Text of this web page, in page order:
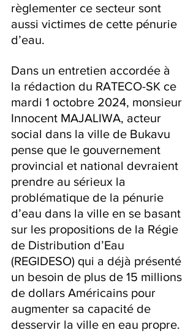
règlementer ce secteur sont
aussi victimes de cette pénurie
d’eau.
Dans un entretien accordée à
la rédaction du RATECO-SK ce
mardi 1 octobre 2024, monsieur
Innocent MAJALIWA, acteur
social dans la ville de Bukavu
pense que le gouvernement
provincial et national devraient
prendre au sérieux la
problématique de la pénurie
d’eau dans la ville en se basant
sur les propositions de la Régie
de Distribution d’Eau
(REGIDESO) qui a déjà présenté
un besoin de plus de 15 millions
de dollars Américains pour
augmenter sa capacité de
desservir la ville en eau propre.